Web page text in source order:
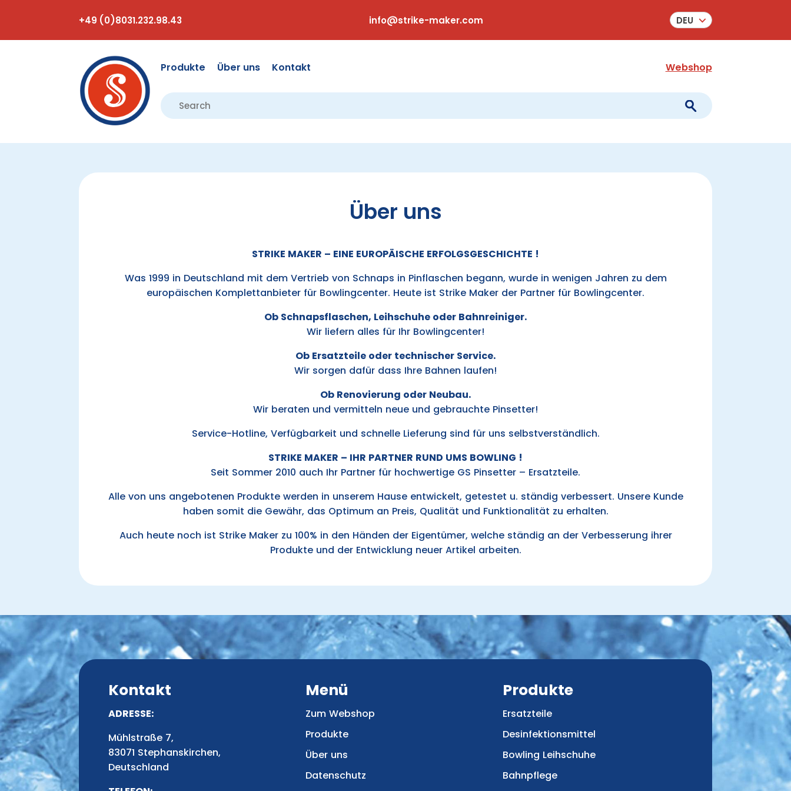
+49 (0)8031.232.98.43 info@strike-maker.com DEU
Produkte Über uns Kontakt Webshop
Über uns
STRIKE MAKER – EINE EUROPÄISCHE ERFOLGSGESCHICHTE !
Was 1999 in Deutschland mit dem Vertrieb von Schnaps in Pinflaschen begann, wurde in wenigen Jahren zu dem
europäischen Komplettanbieter für Bowlingcenter. Heute ist Strike Maker der Partner für Bowlingcenter.
Ob Schnapsflaschen, Leihschuhe oder Bahnreiniger.
Wir liefern alles für Ihr Bowlingcenter!
Ob Ersatzteile oder technischer Service.
Wir sorgen dafür dass Ihre Bahnen laufen!
Ob Renovierung oder Neubau.
Wir beraten und vermitteln neue und gebrauchte Pinsetter!
Service-Hotline, Verfügbarkeit und schnelle Lieferung sind für uns selbstverständlich.
STRIKE MAKER – IHR PARTNER RUND UMS BOWLING !
Seit Sommer 2010 auch Ihr Partner für hochwertige GS Pinsetter – Ersatzteile.
Alle von uns angebotenen Produkte werden in unserem Hause entwickelt, getestet u. ständig verbessert. Unsere Kunde
haben somit die Gewähr, das Optimum an Preis, Qualität und Funktionalität zu erhalten.
Auch heute noch ist Strike Maker zu 100% in den Händen der Eigentümer, welche ständig an der Verbesserung ihrer
Produkte und der Entwicklung neuer Artikel arbeiten.
Kontakt
ADRESSE:
Mühlstraße 7,
83071 Stephanskirchen,
Deutschland
Menü
Zum Webshop
Produkte
Über uns
Datenschutz
Produkte
Ersatzteile
Desinfektionsmittel
Bowling Leihschuhe
Bahnpflege